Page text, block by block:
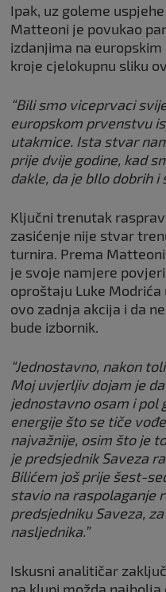
Ipak, uz goleme
Matteoni je povukao
izdanjima na
kroje cjelokupnu sliku
“Bili smo viceprvaci
europskom prvenstvu
utakmice. Ista stvar
prije dvije godine, kad
dakle, da je bIlo dobrih i
Ključni trenutak
zasićenje nije stvar
turnira. Prema
je svoje namjere
oproštaju Luke
ovo zadnja akcija i da
bude izbornik.
“Jednostavno, nakon
Moj uvjerljiv dojam je
jednostavno osam i pol
energije što se tiče
najvažnije, osim što je
je predsjednik Saveza
Bilićem još prije šest-
stavio na raspolaganje
predsjedniku Saveza,
nasljednika.”
Iskusni analitičar